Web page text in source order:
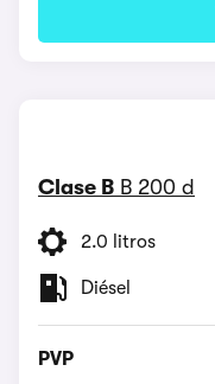
Clase B B 200 d
2.0 litros
Diésel
PVP